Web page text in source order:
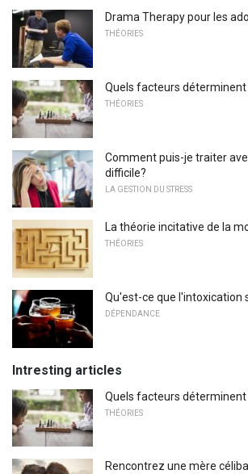
Drama Therapy pour les
THÉORIES
Quels facteurs déterminent
THÉORIES
Comment puis-je traiter
difficile?
LA GESTION DU STRESS
La théorie incitative de la
THÉORIES
Qu'est-ce que l'intoxication
DÉPENDANCE
Intresting articles
Quels facteurs déterminent
THÉORIES
Rencontrez une mère